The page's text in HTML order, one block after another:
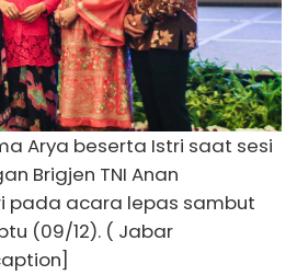
Arya beserta Istri saat sesi
Brigjen TNI Anan
pada acara lepas sambut
(09/12). ( Jabar